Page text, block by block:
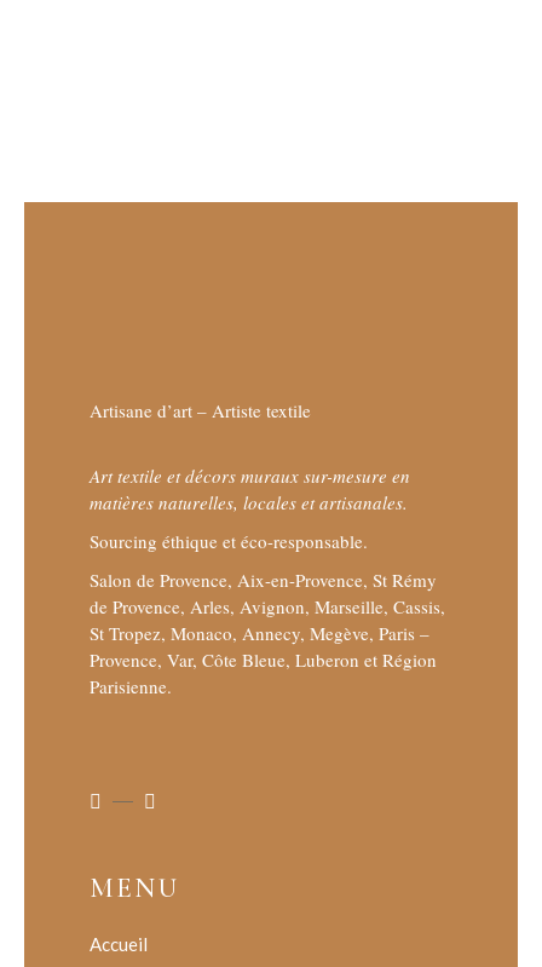
Artisane d’art – Artiste textile
Art textile et décors muraux sur-mesure en
matières naturelles, locales et artisanales.
Sourcing éthique et éco-responsable.
Salon de Provence, Aix-en-Provence, St Rémy
de Provence, Arles, Avignon, Marseille, Cassis,
St Tropez, Monaco, Annecy, Megève, Paris –
Provence, Var, Côte Bleue, Luberon et Région
Parisienne.
MENU
Accueil